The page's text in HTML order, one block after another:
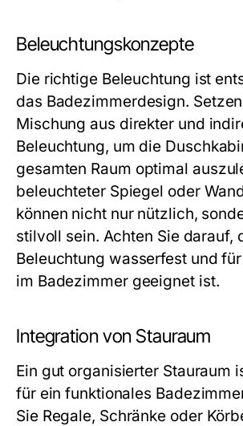
Beleuchtungskonzepte
Die richtige Beleuchtung ist
das Badezimmerdesign.
Mischung aus direkter und
Beleuchtung, um die
gesamten Raum optimal
beleuchteter Spiegel oder
können nicht nur nützlich,
stilvoll sein. Achten Sie darauf,
Beleuchtung wasserfest und
im Badezimmer geeignet ist.
Integration von Stauraum
Ein gut organisierter Stauraum
für ein funktionales
Sie Regale, Schränke oder